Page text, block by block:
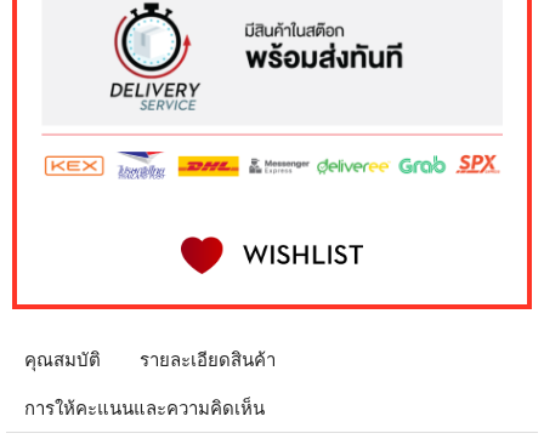
คุณสมบัติ รายละเอียดสินค้า
การให้คะแนนและความคิดเห็น